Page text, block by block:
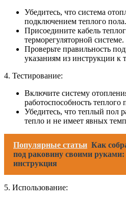
Убедитесь, что система
подключением теплого пола.
Присоедините кабель
терморегуляторной системе.
Проверьте правильность
указаниям из инструкции к
4. Тестирование:
Включите систему
работоспособность теплого
Убедитесь, что теплый пол
тепло и не имеет явных
Популярные статьи Как
под раковину своими руками:
инструкция
5. Использование: